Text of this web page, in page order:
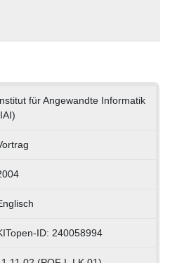
für Angewandte Informatik
ID: 240058994